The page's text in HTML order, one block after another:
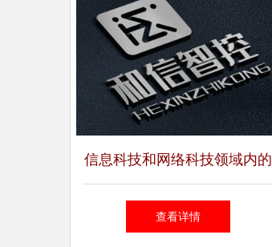
信息科技和网络科技领域内的
技术开发,技术推广,技术转让,
查看详情